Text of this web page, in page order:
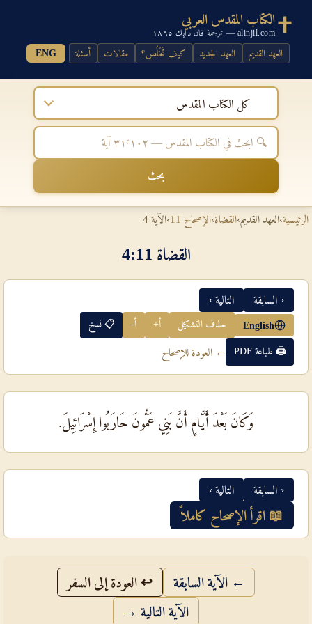
الكتاب المقدس العربي
alinjil.com — ترجمة فان دايك ١٨٦٥
العهد القديم العهد الجديد كيف تَخْلُص؟ مقالات أسئلة ENG
كل الكتاب المقدس
بحث
الرئيسية›العهد القديم›القضاة›الإصحاح 11 ›الآية 4
القضاة 11‏:‏4
‹ السابقة التالية ›
English حذف التشكيل أ+ أ- 📋 نسخ
🖨 طباعة PDF ← العودة للإصحاح
وَكَانَ بَعْدَ أَيَّامٍ أَنَّ بَنِي عَمُّونَ حَارَبُوا إِسْرَائِيلَ.
‹ السابقة التالية ›
📖 اقرأ الإصحاح كاملاً
← الآية السابقة
↩ العودة إلى السفر
الآية التالية →